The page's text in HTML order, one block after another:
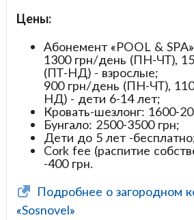
Цены:
Абонемент «POOL &
1300 грн/день (ПН-ЧТ),
(ПТ-НД) - взрослые;
900 грн/день (ПН-ЧТ),
НД) - дети 6-14 лет;
Кровать-шезлонг: 1600-
Бунгало: 2500-3500 грн;
Дети до 5 лет -
Cork fee (распитие
-400 грн.
Подробнее о загородном
«Sosnovel»